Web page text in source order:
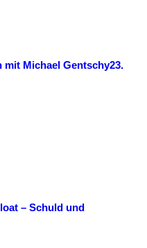
Michael Gentschy23.
– Schuld und